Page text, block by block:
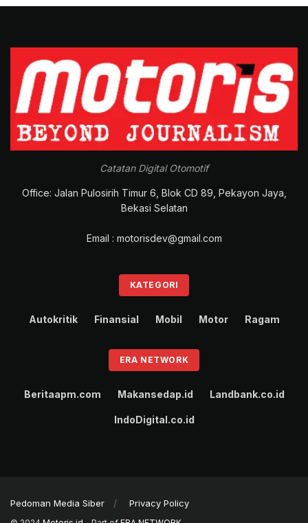
Catatan Digital Otomotif
Office: Jalan Pulosirih Timur 6, Blok CD 89, Pekayon Jaya,
Bekasi Selatan
Email : motorisdev@gmail.com
KATEGORI
Autokritik Finansial Mobil Motor Ragam
ERA NETWORK
Beritaapm.com Makansedap.id Landbank.co.id
IndoDigital.co.id
Pedoman Media Siber Privacy Policy